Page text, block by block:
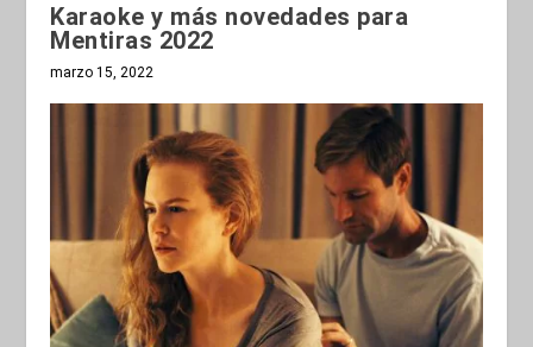
Karaoke y más novedades para
Mentiras 2022
marzo 15, 2022